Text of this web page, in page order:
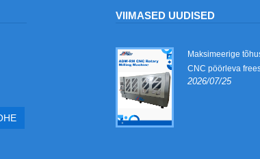
VIIMASED UUDISED
laserkeevitus terase
ja stantside
valmistamiseks
Avastage
Maksimeerige
CNC pöörleva
2026/07/25